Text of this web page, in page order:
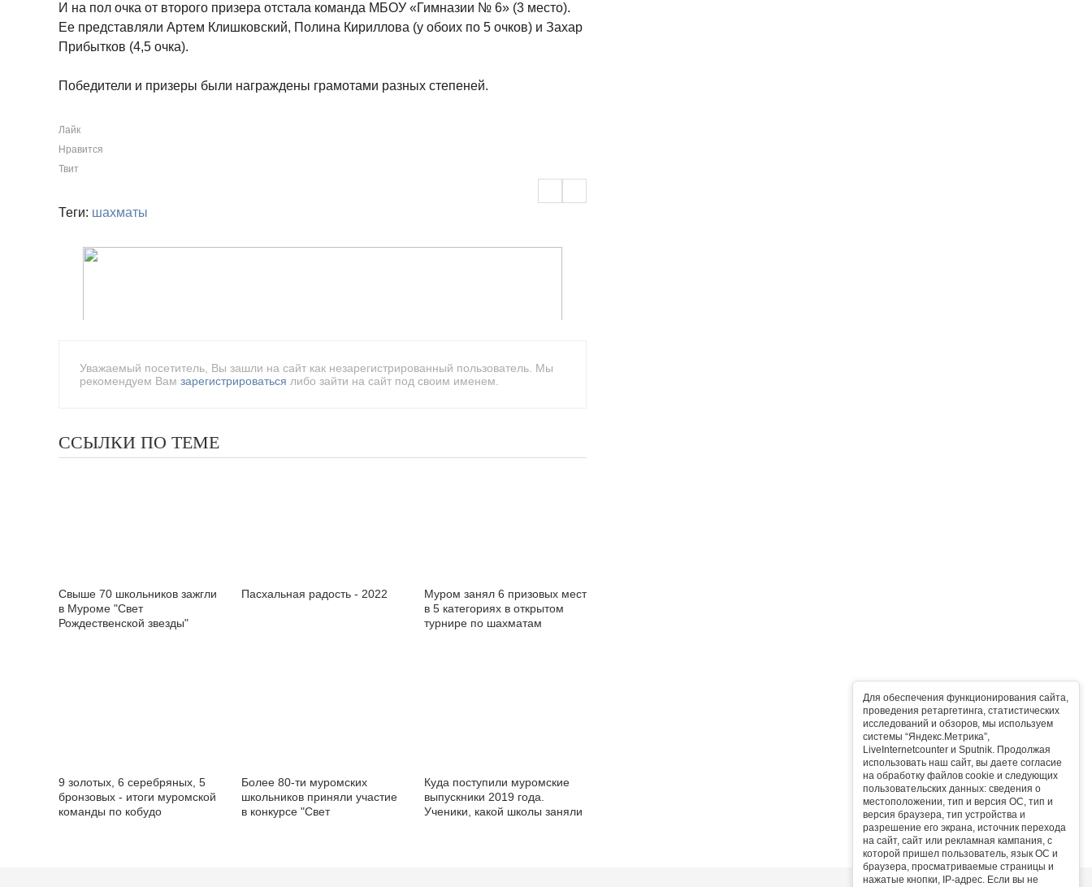
Для обеспечения функционирования сайта,
проведения ретаргетинга, статистических
исследований и обзоров, мы используем
системы “Яндекс.Метрика”,
LiveInternetcounter и Sputnik. Продолжая
использовать наш сайт, вы даете согласие
на обработку файлов cookie и следующих
пользовательских данных: сведения о
местоположении, тип и версия ОС, тип и
версия браузера, тип устройства и
разрешение его экрана, источник перехода
на сайт, сайт или рекламная кампания, с
которой пришел пользователь, язык ОС и
браузера, просматриваемые страницы и
нажатые кнопки, IP-адрес. Если вы не
И на пол очка от второго призера отстала команда МБОУ «Гимназии № 6» (3 место).
Ее представляли Артем Клишковский, Полина Кириллова (у обоих по 5 очков) и Захар
Прибытков (4,5 очка).
Победители и призеры были награждены грамотами разных степеней.
Лайк
Нравится
Твит
Теги: шахматы
Уважаемый посетитель, Вы зашли на сайт как незарегистрированный пользователь. Мы
рекомендуем Вам зарегистрироваться либо зайти на сайт под своим именем.
ССЫЛКИ ПО ТЕМЕ
Свыше 70 школьников зажгли
в Муроме "Свет
Рождественской звезды"
Пасхальная радость - 2022
Муром занял 6 призовых мест
в 5 категориях в открытом
турнире по шахматам
9 золотых, 6 серебряных, 5
бронзовых - итоги муромской
команды по кобудо
Более 80-ти муромских
школьников приняли участие
в конкурсе "Свет
Куда поступили муромские
выпускники 2019 года.
Ученики, какой школы заняли